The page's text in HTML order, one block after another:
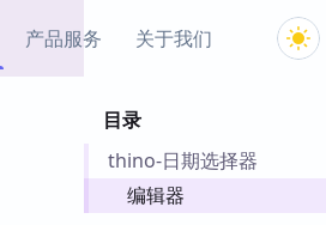
产品服务
思维导图插件
Obsidian 教程
关于我们
目录
thino-日期选择器
编辑器